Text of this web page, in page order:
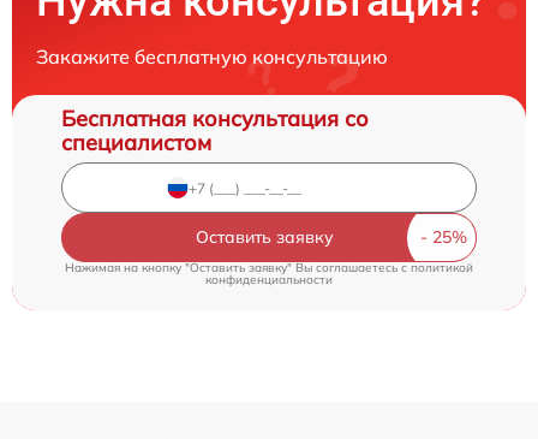
Закажите бесплатную консультацию
Бесплатная консультация со
специалистом
Оставить заявку
Нажимая на кнопку "Оставить заявку" Вы соглашаетесь cполитикой
конфиденциальности